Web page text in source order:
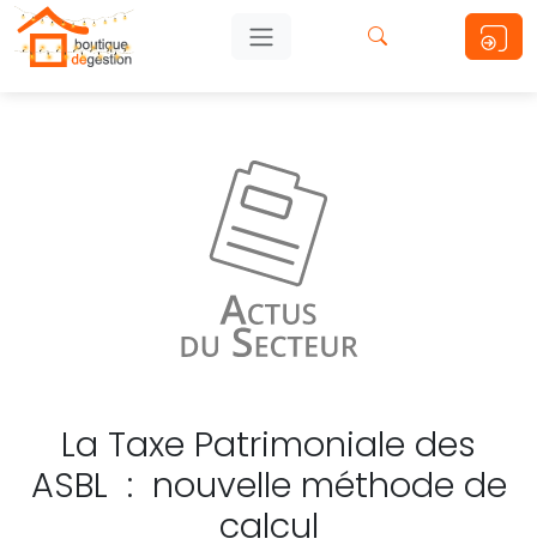
La Taxe Patrimoniale des
ASBL : nouvelle méthode de
calcul